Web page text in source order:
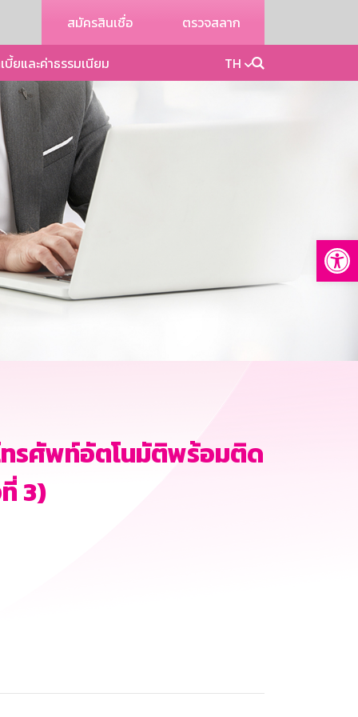
สมัครสินเชื่อ ตรวจสลาก
บี้ยและค่าธรรมเนียม TH
ทรศัพท์อัตโนมัติพร้อมติด
3)